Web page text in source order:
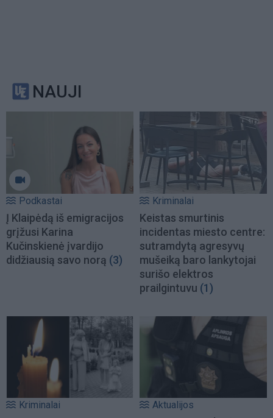
NAUJI
Podkastai
Į Klaipėdą iš emigracijos
grįžusi Karina
Kučinskienė įvardijo
didžiausią savo norą (3)
Kriminalai
Keistas smurtinis
incidentas miesto centre:
sutramdytą agresyvų
mušeiką baro lankytojai
surišo elektros
prailgintuvu (1)
Kriminalai Aktualijos